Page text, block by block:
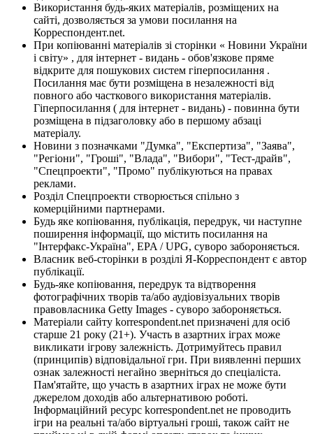
Використання будь-яких матеріалів, розміщених на
сайті, дозволяється за умови посилання на
Корреспондент.net.
При копіюванні матеріалів зі сторінки « Новини України
і світу» , для інтернет - видань - обов'язкове пряме
відкрите для пошукових систем гіперпосилання .
Посилання має бути розміщена в незалежності від
повного або часткового використання матеріалів.
Гіперпосилання ( для інтернет - видань) - повинна бути
розміщена в підзаголовку або в першому абзаці
матеріалу.
Новини з позначками "Думка", "Експертиза", "Заява",
"Регіони", "Гроші", "Влада", "Вибори", "Тест-драйв",
"Спецпроекти", "Промо" публікуються на правах
реклами.
Розділ Спецпроекти створюється спільно з
комерційними партнерами.
Будь яке копіювання, публікація, передрук, чи наступне
поширення інформації, що містить посилання на
"Інтерфакс-Україна", EPA / UPG, суворо забороняється.
Власник веб-сторінки в розділі Я-Корреспондент є автор
публікації.
Будь-яке копіювання, передрук та відтворення
фотографічних творів та/або аудіовізуальних творів
правовласника Getty Images - суворо забороняється.
Матеріали сайту korrespondent.net призначені для осіб
старше 21 року (21+). Участь в азартних іграх може
викликати ігрову залежність. Дотримуйтесь правил
(принципів) відповідальної гри. При виявленні перших
ознак залежності негайно зверніться до спеціаліста.
Пам'ятайте, що участь в азартних іграх не може бути
джерелом доходів або альтернативою роботі.
Інформаційний ресурс korrespondent.net не проводить
ігри на реальні та/або віртуальні гроші, також сайт не